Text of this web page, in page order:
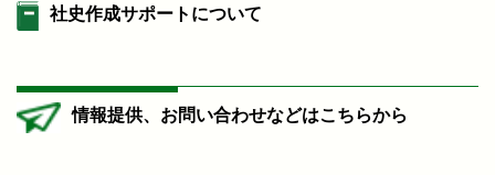
社史作成サポートについて
情報提供、お問い合わせなどはこちらから